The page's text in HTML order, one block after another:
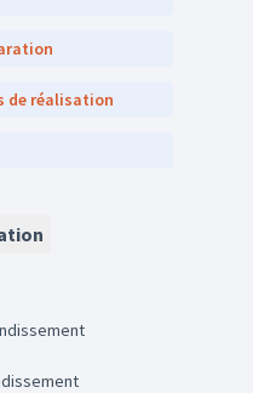
de réalisation